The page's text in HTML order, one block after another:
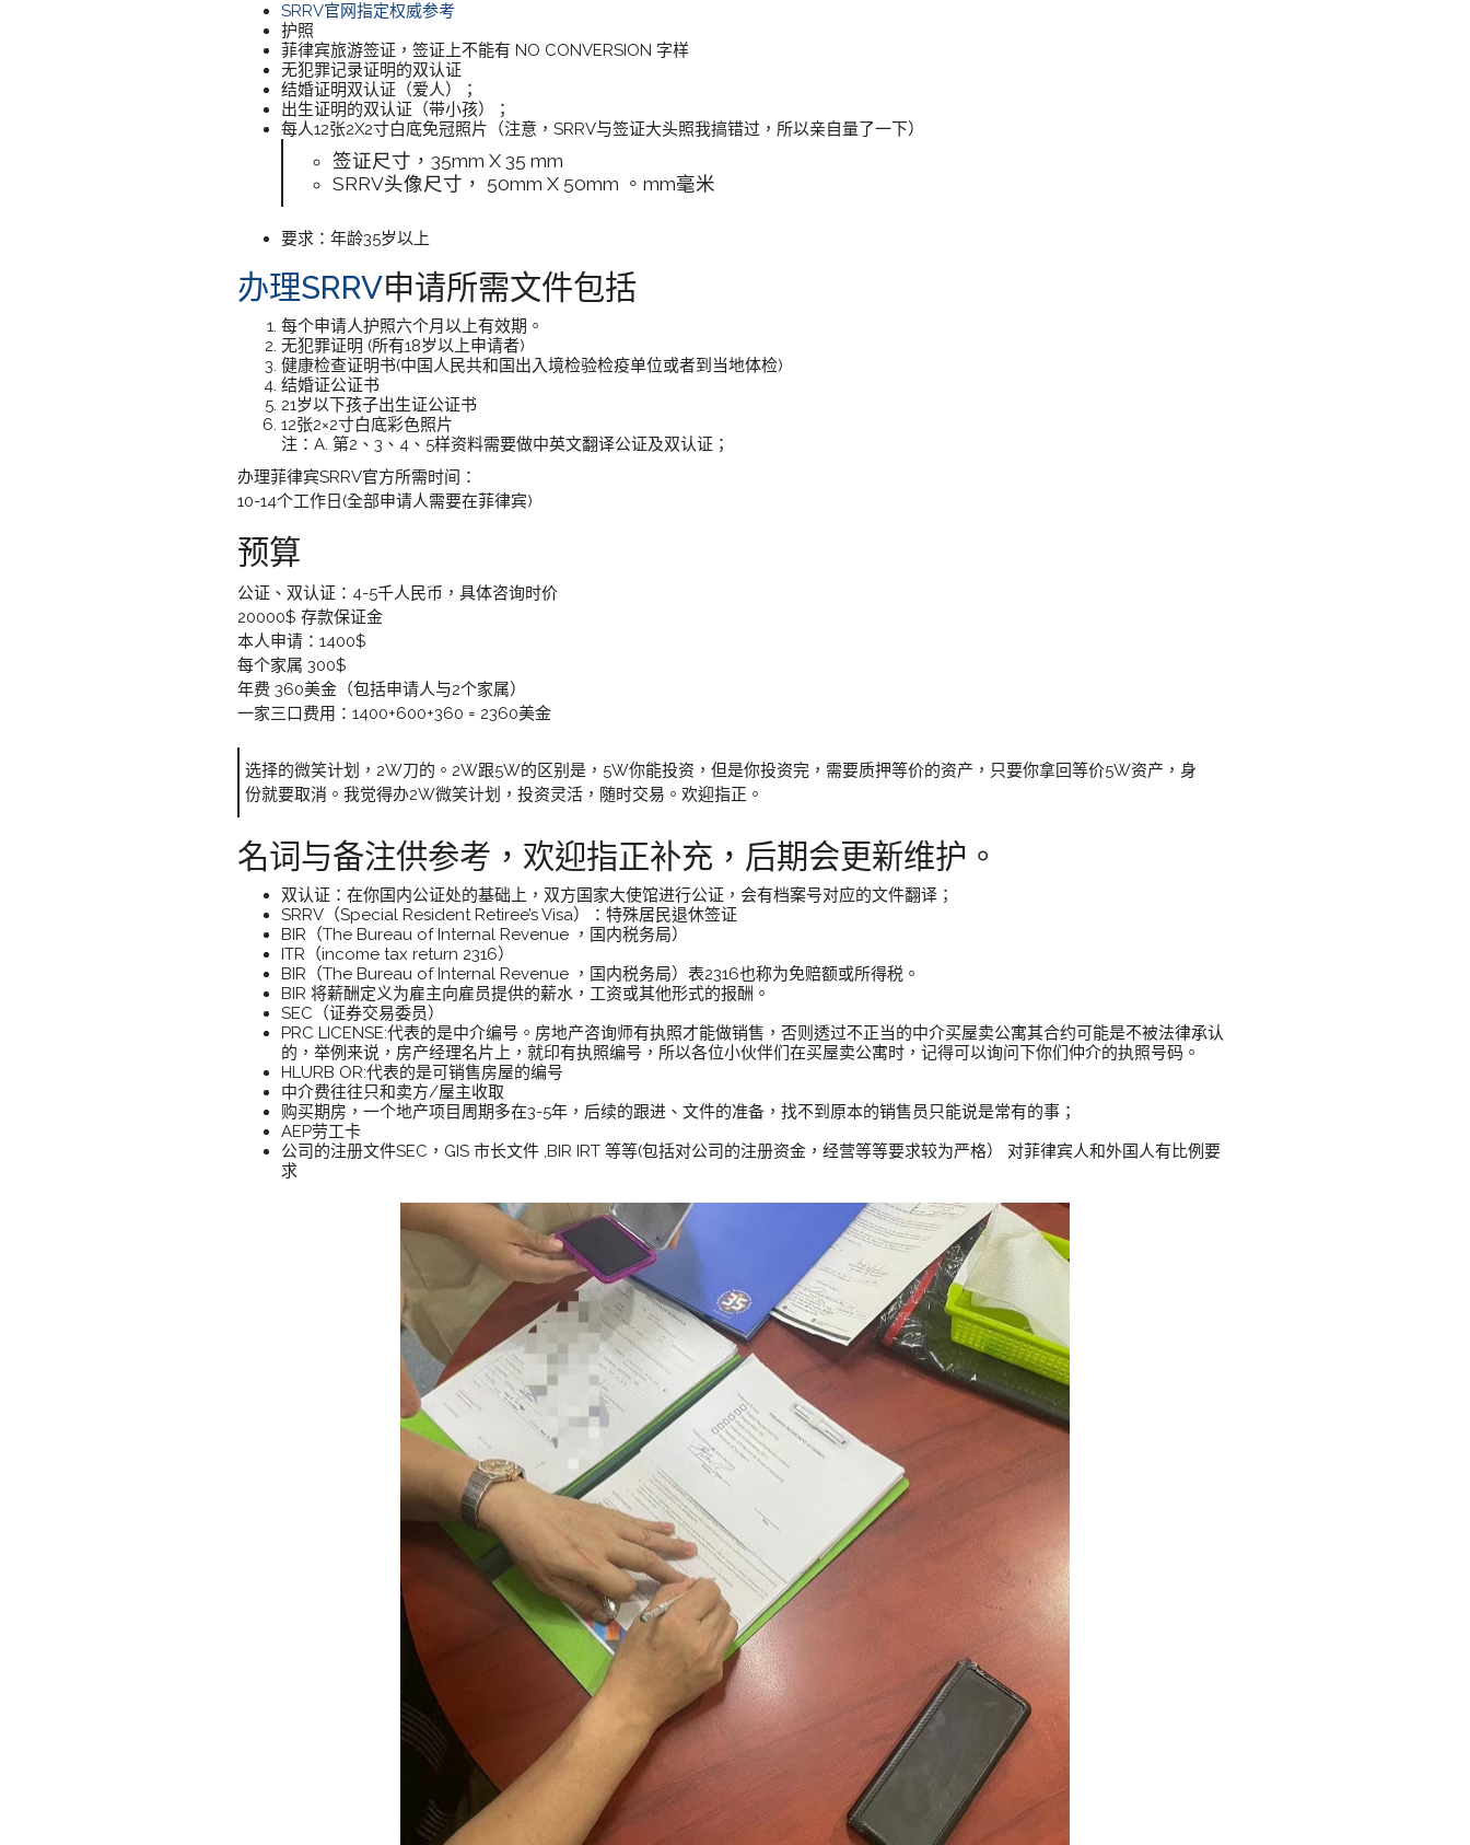
SRRV官网指定权威参考
护照
菲律宾旅游签证，签证上不能有 NO CONVERSION 字样
无犯罪记录证明的双认证
结婚证明双认证（爱人）；
出生证明的双认证（带小孩）；
每人12张2X2寸白底免冠照片（注意，SRRV与签证大头照我搞错过，所以亲自量了一下）
签证尺寸，35mm X 35 mm
SRRV头像尺寸， 50mm X 50mm 。mm毫米
要求：年龄35岁以上
办理SRRV申请所需文件包括
每个申请人护照六个月以上有效期。
无犯罪证明 (所有18岁以上申请者)
健康检查证明书(中国人民共和国出入境检验检疫单位或者到当地体检)
结婚证公证书
21岁以下孩子出生证公证书
12张2×2寸白底彩色照片
注：A. 第2、3、4、5样资料需要做中英文翻译公证及双认证；
办理菲律宾SRRV官方所需时间：
10-14个工作日(全部申请人需要在菲律宾)
预算
公证、双认证：4-5千人民币，具体咨询时价
20000$ 存款保证金
本人申请：1400$
每个家属 300$
年费 360美金（包括申请人与2个家属）
一家三口费用：1400+600+360 = 2360美金
选择的微笑计划，2W刀的。2W跟5W的区别是，5W你能投资，但是你投资完，需要质押等价的资产，只要你拿回等价5W资产，身
份就要取消。我觉得办2W微笑计划，投资灵活，随时交易。欢迎指正。
名词与备注供参考，欢迎指正补充，后期会更新维护。
双认证：在你国内公证处的基础上，双方国家大使馆进行公证，会有档案号对应的文件翻译；
SRRV（Special Resident Retiree’s Visa）：特殊居民退休签证
BIR（The Bureau of Internal Revenue ，国内税务局）
ITR（income tax return 2316）
BIR（The Bureau of Internal Revenue ，国内税务局）表2316也称为免赔额或所得税。
BIR 将薪酬定义为雇主向雇员提供的薪水，工资或其他形式的报酬。
SEC（证券交易委员）
PRC LICENSE:代表的是中介编号。房地产咨询师有执照才能做销售，否则透过不正当的中介买屋卖公寓其合约可能是不被法律承认
的，举例来说，房产经理名片上，就印有执照编号，所以各位小伙伴们在买屋卖公寓时，记得可以询问下你们仲介的执照号码。
HLURB OR:代表的是可销售房屋的编号
中介费往往只和卖方/屋主收取
购买期房，一个地产项目周期多在3-5年，后续的跟进、文件的准备，找不到原本的销售员只能说是常有的事；
AEP劳工卡
公司的注册文件SEC，GIS 市长文件 ,BIR IRT 等等(包括对公司的注册资金，经营等等要求较为严格） 对菲律宾人和外国人有比例要
求